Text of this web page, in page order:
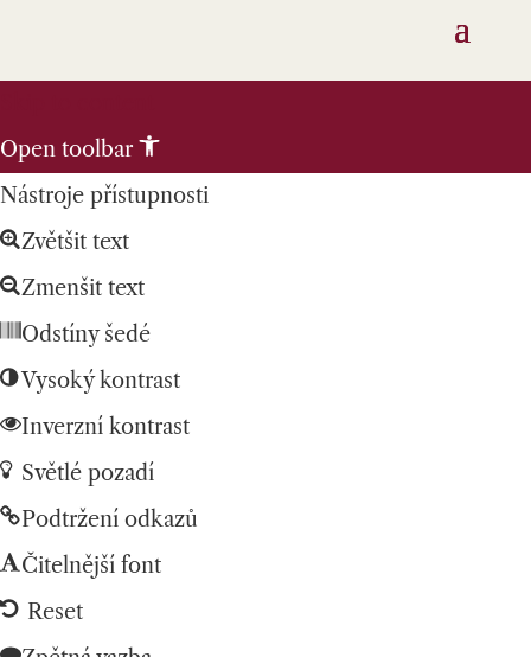
Open toolbar
Nástroje přístupnosti
Zvětšit text
Zmenšit text
Odstíny šedé
Vysoký kontrast
Inverzní kontrast
Světlé pozadí
Podtržení odkazů
Čitelnější font
Reset